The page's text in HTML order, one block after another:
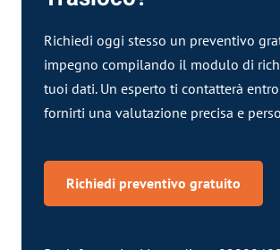
Richiedi oggi stesso un preventivo
impegno compilando il modulo di
tuoi dati. Un esperto ti contatterà
fornirti una valutazione precisa e
Richiedi preventivo gratuito